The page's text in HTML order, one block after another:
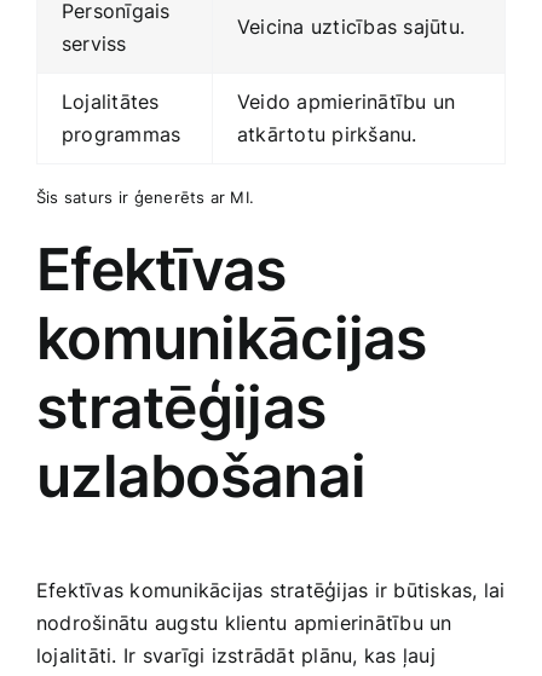
Personīgais
serviss
Veicina uzticības sajūtu.
Lojalitātes
programmas
Veido ​apmierinātību un
atkārtotu pirkšanu.
Šis saturs ir⁢ ģenerēts ‌ar ​MI.
Efektīvas
komunikācijas
stratēģijas
uzlabošanai
Efektīvas komunikācijas stratēģijas ir būtiskas, lai
nodrošinātu augstu klientu⁤ apmierinātību un
lojalitāti. Ir ‌svarīgi ⁤izstrādāt plānu, kas ļauj⁢